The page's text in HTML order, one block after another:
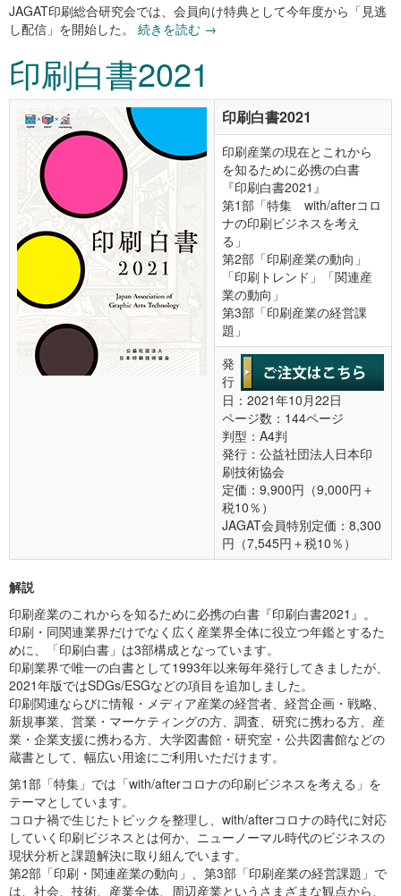
JAGAT印刷総合研究会では、会員向け特典として今年度から「見逃
し配信」を開始した。 続きを読む →
印刷白書2021
印刷白書2021
印刷産業の現在とこれから
を知るために必携の白書
『印刷白書2021』
第1部「特集 with/afterコロ
ナの印刷ビジネスを考え
る」
第2部「印刷産業の動向」
「印刷トレンド」「関連産
業の動向」
第3部「印刷産業の経営課
題」
発
行
日：2021年10月22日
ページ数：144ページ
判型：A4判
発行：公益社団法人日本印
刷技術協会
定価：9,900円（9,000円＋
税10％）
JAGAT会員特別定価：8,300
円（7,545円＋税10％）
解説
印刷産業のこれからを知るために必携の白書『印刷白書2021』。
印刷・同関連業界だけでなく広く産業界全体に役立つ年鑑とするた
めに、「印刷白書」は3部構成となっています。
印刷業界で唯一の白書として1993年以来毎年発行してきましたが、
2021年版ではSDGs/ESGなどの項目を追加しました。
印刷関連ならびに情報・メディア産業の経営者、経営企画・戦略、
新規事業、営業・マーケティングの方、調査、研究に携わる方、産
業・企業支援に携わる方、大学図書館・研究室・公共図書館などの
蔵書として、幅広い用途にご利用いただけます。
第1部「特集」では「with/afterコロナの印刷ビジネスを考える」を
テーマとしています。
コロナ禍で生じたトピックを整理し、with/afterコロナの時代に対応
していく印刷ビジネスとは何か、ニューノーマル時代のビジネスの
現状分析と課題解決に取り組んでいます。
第2部「印刷・関連産業の動向」、第3部「印刷産業の経営課題」で
は、社会、技術、産業全体、周辺産業というさまざまな観点から、